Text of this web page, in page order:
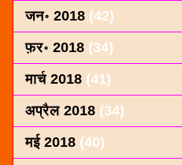
जन॰ 2018 (42)
फ़र॰ 2018 (34)
मार्च 2018 (41)
अप्रैल 2018 (34)
मई 2018 (40)